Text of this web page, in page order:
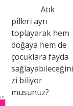
Atık
pilleri ayrı
toplayarak hem
doğaya hem de
çocuklara fayda
sağlayabileceğini
zi biliyor
musunuz?